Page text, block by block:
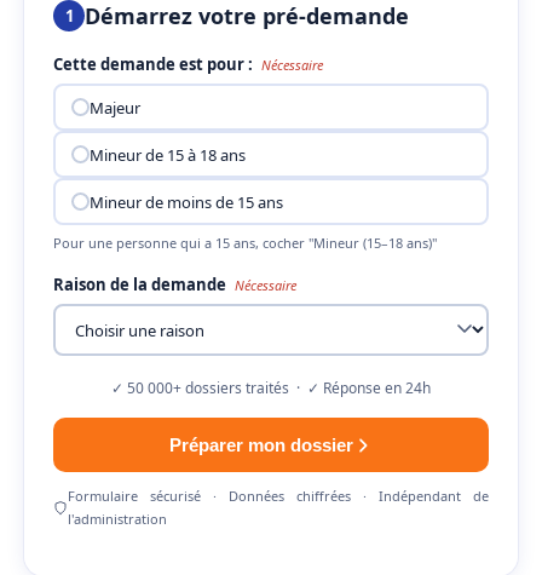
1 Démarrez votre pré-demande
Cette demande est pour : Nécessaire
Majeur
Mineur de 15 à 18 ans
Mineur de moins de 15 ans
Pour une personne qui a 15 ans, cocher "Mineur (15–18 ans)"
Raison de la demande Nécessaire
✓ 50 000+ dossiers traités · ✓ Réponse en 24h
Préparer mon dossier
Formulaire sécurisé · Données chiffrées · Indépendant de
l'administration